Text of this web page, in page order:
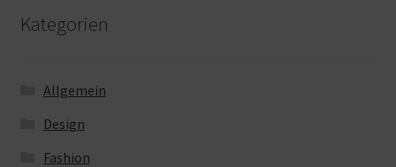
Kategorien
Allgemein
Design
Fashion